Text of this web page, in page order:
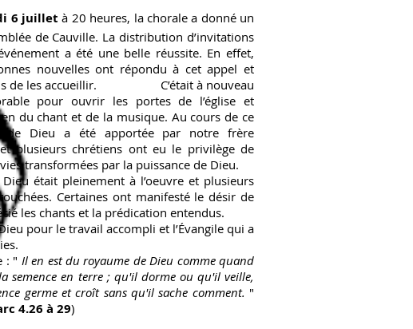
6 juilletà 20 heures, la chorale a donné un
de Cauville. La distribution d’invitations
a été une belle réussite. En effet,
nouvelles ont répondu à cet appel et
de lesaccueillir. C’était à nouveau
pour ouvrir les portes de l’église et
du chant et de la musique. Au cours de ce
de Dieu a été apportée par notre frère
plusieurs chrétiens ont eu le privilège de
transformées par la puissance de Dieu.
était pleinement à l’oeuvre et plusieurs
Certaines ont manifesté le désir de
les chants et la prédication entendus.
pour le travail accompli et l’Évangile qui a
" Il en est du royaume de Dieu commequand
semence en terre ; qu'il dorme ou qu'il veille,
germe et croît sans qu'il sache comment. "
4.26 à 29)